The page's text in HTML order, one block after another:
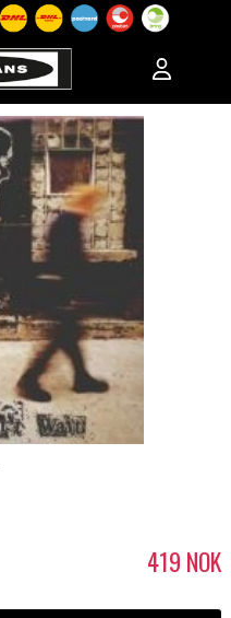
419 NOK